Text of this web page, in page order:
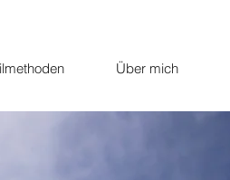
Über mich